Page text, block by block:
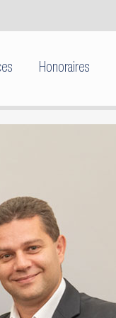
Honoraires